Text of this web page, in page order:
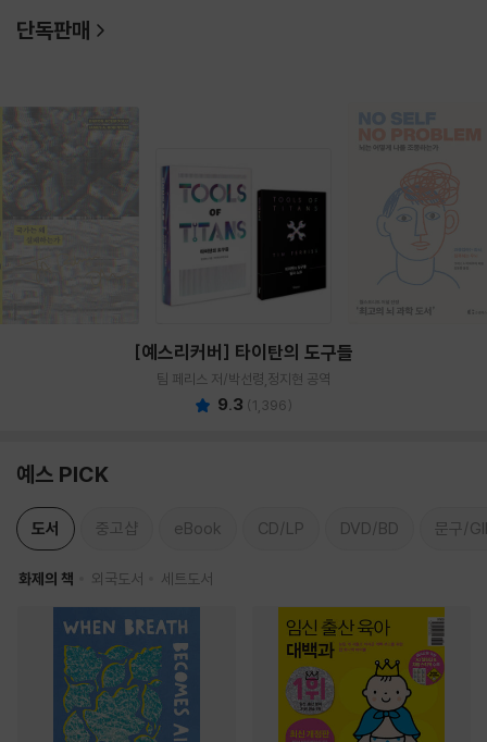
단독판매
[예스리커버] 타이탄의 도구들
팀 페리스 저/박선령,정지현 공역
9.3 (1,396)
예스 PICK
도서 중고샵 eBook CD/LP DVD/BD 문구/
화제의 책 외국도서 세트도서